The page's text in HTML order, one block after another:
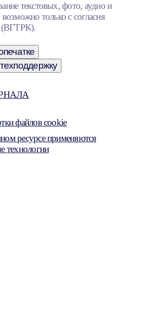
текстовых, фото, аудио и
только с согласия
(ВГТРК).
файлов cookie
ресурсе применяются
технологии